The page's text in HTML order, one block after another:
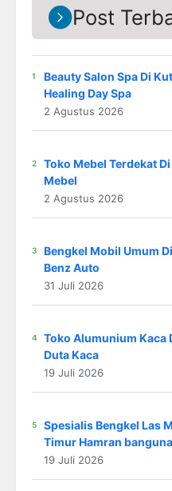
Post
Beauty Salon Spa Di
Healing Day Spa
2 Agustus 2026
Toko Mebel Terdekat
Mebel
2 Agustus 2026
Bengkel Mobil Umum
Benz Auto
31 Juli 2026
Toko Alumunium Kaca
Duta Kaca
19 Juli 2026
Spesialis Bengkel Las
Timur Hamran
19 Juli 2026